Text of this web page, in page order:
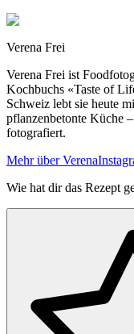
Verena Frei
Verena Frei ist
Kochbuchs «Taste of
Schweiz lebt sie heute
pflanzenbetonte Küche
fotografiert.
Mehr über Verena
Wie hat dir das Rezept